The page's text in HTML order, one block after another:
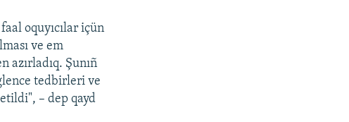
oquyıcılar içün
ve em
azırladıq. Şunıñ
tedbirleri ve
– dep qayd